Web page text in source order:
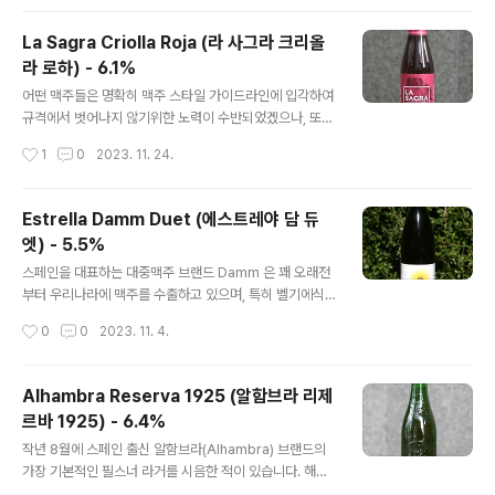
는 스타일인복(Bock)으로 오리지날은 독일식 스타일의 맥
주입니다. 본래는 독일 중부 Einbeck 이라는 지역이 원산
이지만후대에 남부독일 뮌헨과 그 일대에서 더 성행한 경
향이 있어복(Bock) 스타일 맥주는 뮌헨이 위치한 바이에
의 전통을 따른 것임을..
La Sagra Criolla Roja (라 사그라 크리올
라 로하) - 6.1%
어떤 맥주들은 명확히 맥주 스타일 가이드라인에 입각하여
규격에서 벗어나지 않기위한 노력이 수반되었겠으나, 또
자유로운 맥주의 해석을 동반하는 경우들도 있습니다. 오
사그라(La Sagra)에서 만든 크리올라가 후자에 해당합니
다. - 블로그에 리뷰된 라 사그라(La Sagra) 양조장의 맥
주들 - La Sagra Blanca de Trigo (라 사그라 블랑카
데 트리고) - 5.2% - 2017.04.09 La Sagra Bohío (라
사그라 보히오) - 10.4% - 2017.09.01 La Sagra Sum
a Sa..
1 0 2023. 11. 24.
Estrella Damm Duet (에스트레야 담 듀
엣) - 5.5%
스페인을 대표하는 대중맥주 브랜드 Damm 은 꽤 오래전
부터 우리나라에 맥주를 수출하고 있으며, 특히 벨기에식
으로, 독특하게 생긴 병모양과 심플-모던해보이는 디자인
설명되었듯 이네딧(Indit)은 elbulli 라는 스페인의 레스토
랑과 협업으로 시작된 제품으로 그곳의 다이닝 메뉴와 페
어링을 위해 설계된 맥주입니다. - 블로그에 리뷰된 에스트
레야(Estrella)의 맥주들 - Estrella Damm (에스트렐라
담) - 4.6% - 2011.03.20 Estrella Damm Inedit (에
0 0 2023. 11. 4.
Alhambra Reserva 1925 (알함브라 리제
르바 1925) - 6.4%
작년 8월에 스페인 출신 알함브라(Alhambra) 브랜드의
가장 기본적인 필스너 라거를 시음한 적이 있습니다. 해당